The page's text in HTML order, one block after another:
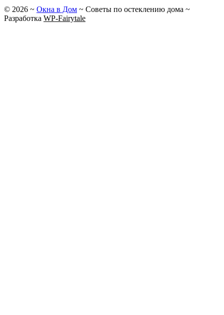
© 2026 ~ Окна в Дом ~ Советы по остеклению дома ~
Разработка WP-Fairytale